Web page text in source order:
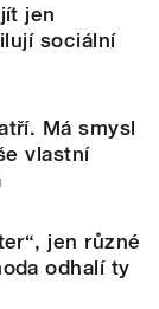
jen
sociální
Má smysl
vlastní
jen různé
odhalí ty